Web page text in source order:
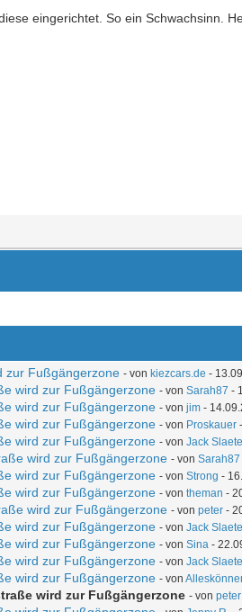
eingerichtet. So ein Schwachsinn.
zur Fußgängerzone - von kiezcars.de -
wird zur Fußgängerzone - von Sarah87 -
wird zur Fußgängerzone - von jim -
wird zur Fußgängerzone - von Proskauer
wird zur Fußgängerzone - von Jack
wird zur Fußgängerzone - von Sarah87
wird zur Fußgängerzone - von Strong -
wird zur Fußgängerzone - von theman -
wird zur Fußgängerzone - von peter -
wird zur Fußgängerzone - von Jack
wird zur Fußgängerzone - von Sina -
wird zur Fußgängerzone - von Jack
wird zur Fußgängerzone - von
wird zur Fußgängerzone - von peter